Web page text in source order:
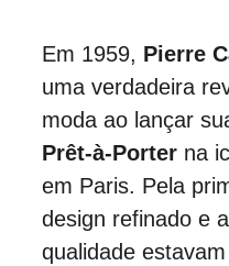
Em 1959, Pierre
uma verdadeira
moda ao lançar
Prêt-à-Porter na
em Paris. Pela
design refinado e
qualidade